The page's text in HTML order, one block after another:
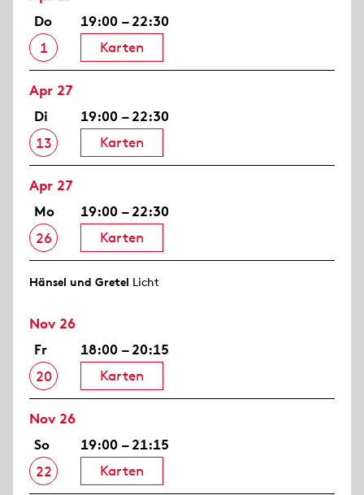
Do
1
19:00 – 22:30
Karten
Apr 27
Di
13
19:00 – 22:30
Karten
Apr 27
Mo
26
19:00 – 22:30
Karten
Hänsel und Gretel Licht
Nov 26
Fr
20
18:00 – 20:15
Karten
Nov 26
So
22
19:00 – 21:15
Karten